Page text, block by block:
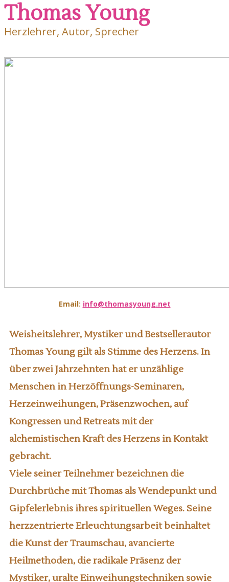
Thomas Young
Herzlehrer, Autor, Sprecher
Email: info@thomasyoung.net
Weisheitslehrer, Mystiker und Bestsellerautor
Thomas Young gilt als Stimme des Herzens. In
über zwei Jahrzehnten hat er unzählige
Menschen in Herzöffnungs-Seminaren,
Herzeinweihungen, Präsenzwochen, auf
Kongressen und Retreats mit der
alchemistischen Kraft des Herzens in Kontakt
gebracht.
Viele seiner Teilnehmer bezeichnen die
Durchbrüche mit Thomas als Wendepunkt und
Gipfelerlebnis ihres spirituellen Weges. Seine
herzzentrierte Erleuchtungsarbeit beinhaltet
die Kunst der Traumschau, avancierte
Heilmethoden, die radikale Präsenz der
Mystiker, uralte Einweihungstechniken sowie